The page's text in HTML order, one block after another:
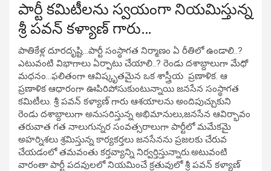
పార్టీ కమిటీలను స్వయంగా నియమిస్తున్న
శ్రీ పవన్ కళ్యాణ్ గారు…
పాతికేళ్ల దూరదృష్టి…పార్టీ సంస్థాగత నిర్మాణం ఏ రీతిలో ఉండాలి..?
ఎటువంటి విభాగాలు ఏర్పాటు చేయాలి..? రెండు దశాబ్దాలుగా మేధో
మధనం…ఫలితంగా ఆవిష్కృతమైన ఒక శాస్త్రీయ ప్రణాళిక. ఆ
ప్రణాళిక ఆధారంగా ఊపిరిపోసుకుంటున్నాయి జనసేన సంస్థాగత
కమిటీలు. శ్రీ పవన్ కళ్యాణ్ గారు ఆశయాలను అందిపుచ్చుకుని
రెండు దశాబ్దాలుగా అనుసరిస్తున్న అభిమానులు,జనసేన ఆవిర్భావం
తరువాత గత నాలుగున్నర సంవత్సరాలుగా పార్టీలో మమేకమై
అహర్నిశలు శ్రమిస్తున్న కార్యకర్తలు జనసేనను ప్రజలకు చేరువ
చేయడంలో తమవంతు కర్తవ్యాన్ని నిర్వర్తిస్తున్నారు.అటువంటి
వారంతా పార్టీ పదవులలో నియమించే క్రతువులో శ్రీ పవన్ కళ్యాణ్